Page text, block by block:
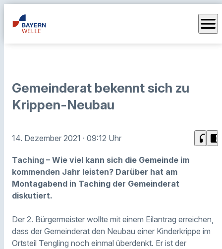
menu
Gemeinderat bekennt sich zu
Krippen-Neubau
14. Dezember 2021 · 09:12 Uhr headphones chrome_reader_mode
Taching – Wie viel kann sich die Gemeinde im
kommenden Jahr leisten? Darüber hat am
Montagabend in Taching der Gemeinderat
diskutiert.
Der 2. Bürgermeister wollte mit einem Eilantrag erreichen,
dass der Gemeinderat den Neubau einer Kinderkrippe im
Ortsteil Tengling noch einmal überdenkt. Er ist der